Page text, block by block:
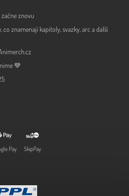
začne znovu
co znamenají kapitoly, svazky, arc a další
💙
Pay SkipPay